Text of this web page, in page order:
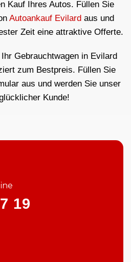
Kauf Ihres Autos. Füllen Sie
Autoankauf Evilardaus und
Zeit eine attraktive Offerte.
Gebrauchtwagen in Evilard
zum Bestpreis. Füllen Sie
aus und werden Sie unser
Kunde!
19